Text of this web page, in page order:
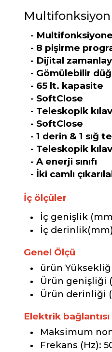
Multifonksiyon
-
- 8 pişirme
- Dijital
- Gömülebilir
- 65 lt. kapasite
- SoftClose
- Teleskopik
- SoftClose
- 1 derin & 1 sığ
- Teleskopik
- A enerji sınıfı
- İki camlı
İç ölçüler
İç genişlik
İç
Genel Ölçü
ürün
Ürün genişliği
Ürün derinliği
Elektrik bağlantısı
Maksimum
Frekans (Hz):